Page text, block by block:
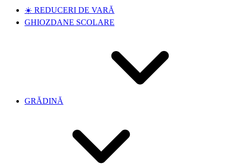
☀️ REDUCERI DE VARĂ
GHIOZDANE SCOLARE
GRĂDINĂ